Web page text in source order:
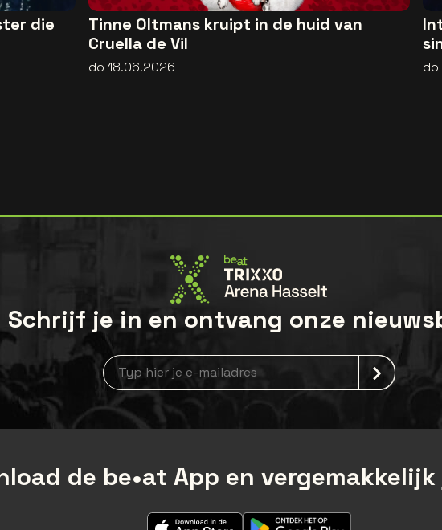
die
Tinne Oltmans kruipt in de huid van
Cruella de Vil
do 18.06.2026 do
Schrijf je in en ontvang onze
Nieuwsbrief aanmelding
de be•at App en